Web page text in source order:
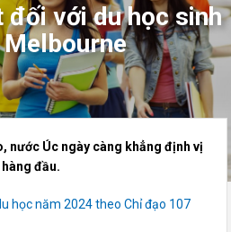
đối với du học sinh
nước Úc ngày càng khẳng định vị
đầu.
học năm 2024 theo Chỉ đạo 107